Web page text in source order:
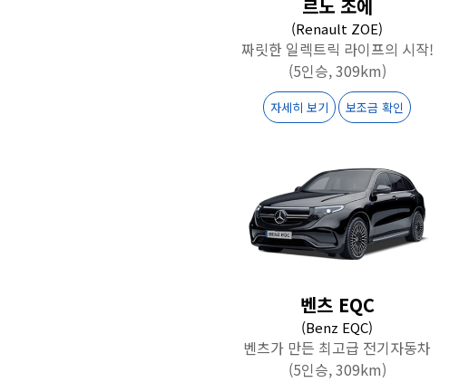
르노 조에
(Renault ZOE)
짜릿한 일렉트릭 라이프의 시작!
(5인승, 309km)
자세히 보기 보조금 확인
벤츠 EQC
(Benz EQC)
벤츠가 만든 최고급 전기자동차
(5인승, 309km)